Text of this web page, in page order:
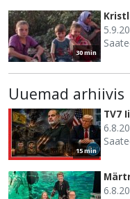
30 min
Uuemad arhiivis
15 min
TV7